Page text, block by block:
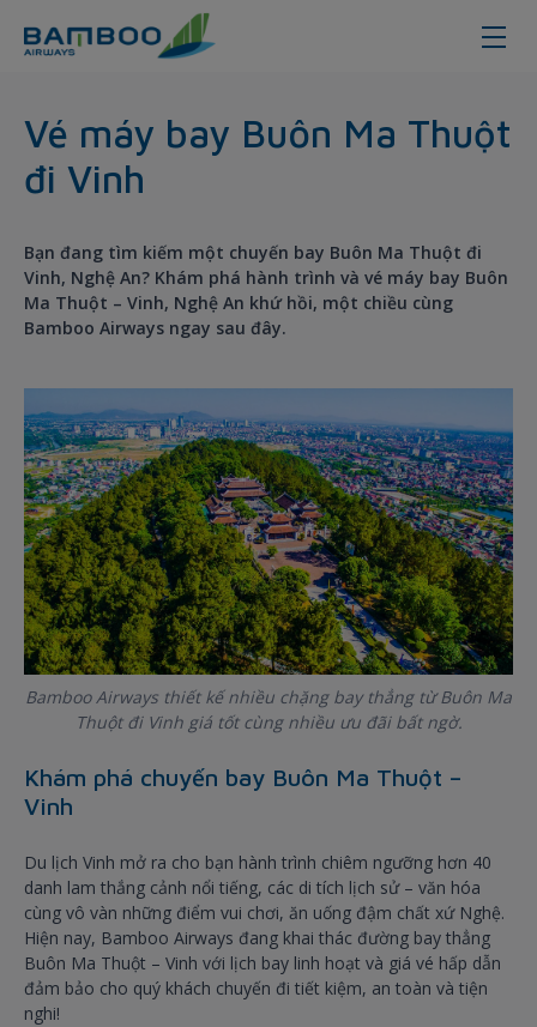
Vé máy bay Buôn Ma Thuột
đi Vinh
Bạn đang tìm kiếm một chuyến bay Buôn Ma Thuột đi
Vinh, Nghệ An? Khám phá hành trình và vé máy bay Buôn
Ma Thuột – Vinh, Nghệ An khứ hồi, một chiều cùng
Bamboo Airways ngay sau đây.
Bamboo Airways thiết kế nhiều chặng bay thẳng từ Buôn Ma
Thuột đi Vinh giá tốt cùng nhiều ưu đãi bất ngờ.
Khám phá chuyến bay Buôn Ma Thuột –
Vinh
Du lịch Vinh mở ra cho bạn hành trình chiêm ngưỡng hơn 40
danh lam thắng cảnh nổi tiếng, các di tích lịch sử – văn hóa
cùng vô vàn những điểm vui chơi, ăn uống đậm chất xứ Nghệ.
Hiện nay, Bamboo Airways đang khai thác đường bay thẳng
Buôn Ma Thuột – Vinh với lịch bay linh hoạt và giá vé hấp dẫn
đảm bảo cho quý khách chuyến đi tiết kiệm, an toàn và tiện
nghi!